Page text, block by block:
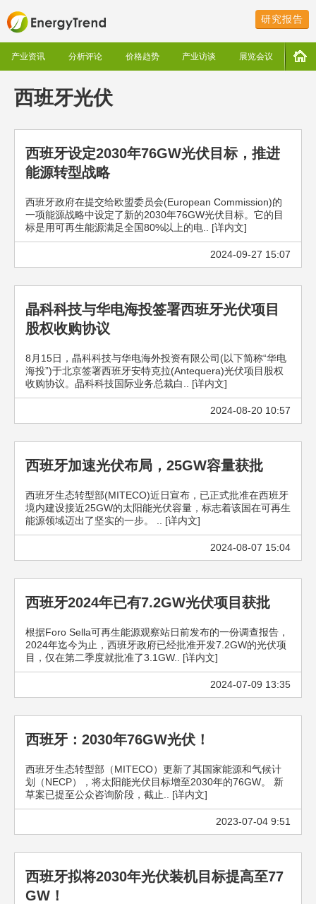
研究报告
产业资讯 分析评论 价格趋势 产业访谈 展览会议
西班牙光伏
西班牙设定2030年76GW光伏目标，推进
能源转型战略
西班牙政府在提交给欧盟委员会(European Commission)的
一项能源战略中设定了新的2030年76GW光伏目标。它的目
标是用可再生能源满足全国80%以上的电.. [详内文]
2024-09-27 15:07
晶科科技与华电海投签署西班牙光伏项目
股权收购协议
8月15日，晶科科技与华电海外投资有限公司(以下简称“华电
海投”)于北京签署西班牙安特克拉(Antequera)光伏项目股权
收购协议。晶科科技国际业务总裁白.. [详内文]
2024-08-20 10:57
西班牙加速光伏布局，25GW容量获批
西班牙生态转型部(MITECO)近日宣布，已正式批准在西班牙
境内建设接近25GW的太阳能光伏容量，标志着该国在可再生
能源领域迈出了坚实的一步。 .. [详内文]
2024-08-07 15:04
西班牙2024年已有7.2GW光伏项目获批
根据Foro Sella可再生能源观察站日前发布的一份调查报告，
2024年迄今为止，西班牙政府已经批准开发7.2GW的光伏项
目，仅在第二季度就批准了3.1GW.. [详内文]
2024-07-09 13:35
西班牙：2030年76GW光伏！
西班牙生态转型部（MITECO）更新了其国家能源和气候计
划（NECP），将太阳能光伏目标增至2030年的76GW。 新
草案已提至公众咨询阶段，截止.. [详内文]
2023-07-04 9:51
西班牙拟将2030年光伏装机目标提高至77
GW！